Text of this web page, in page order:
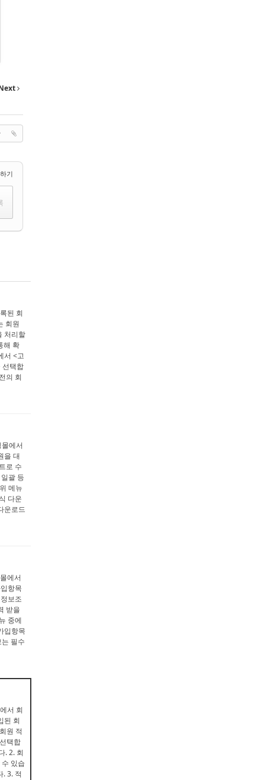
기
된 회
회원
처리할
해 확
서 <고
선택합
의 회
에서
을 대
로 수
괄 등
메뉴
다운
운로드
에서
항목
보조
받을
중에
입항목
필수
서 회
된 회
원 적
택합
. 2. 회
있습
. 3. 적